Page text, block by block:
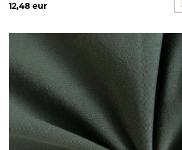
12,48 eur